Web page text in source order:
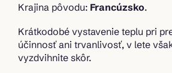
Krajina pôvodu: Francúzsko.
Krátkodobé vystavenie teplu pri
účinnosť ani trvanlivosť, v lete
vyzdvihnite skôr.